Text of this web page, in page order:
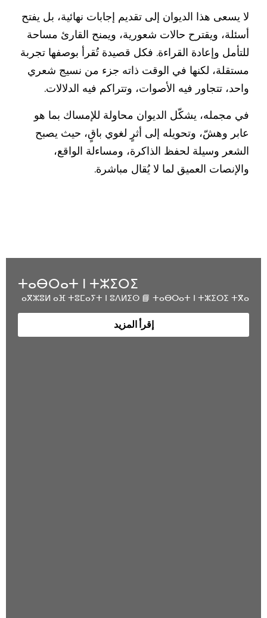
لا يسعى هذا الديوان إلى تقديم إجابات نهائية، بل يفتح
أسئلة، ويقترح حالات شعورية، ويمنح القارئ مساحة
للتأمل وإعادة القراءة. فكل قصيدة تُقرأ بوصفها تجربة
مستقلة، لكنها في الوقت ذاته جزء من نسيج شعري
واحد، تتجاور فيه الأصوات، وتتراكم فيه الدلالات.
في مجمله، يشكّل الديوان محاولة للإمساك بما هو
عابر وهشّ، وتحويله إلى أثرٍ لغوي باقٍ، حيث يصبح
الشعر وسيلة لحفظ الذاكرة، ومساءلة الواقع،
والإنصات العميق لما لا يُقال مباشرة.
ⵜⴰⴱⵔⴰⵜ ⵏ ⵜⵣⵉⵔⵉ
ⴰⴳⵣⵓⵍ ⴰⴼ ⵜⵓⵎⴰⵢⵜ ⵏ ⵓⴷⵍⵉⵙ 📘 ⵜⴰⴱⵔⴰⵜ ⵏ ⵜⵣⵉⵔⵉ ⵜⴳⴰ
إقرأ المزيد